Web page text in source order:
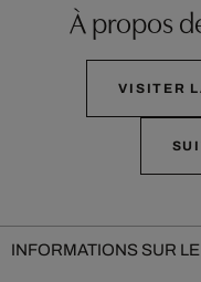
À propos
VISITER
INFORMATIONS SUR